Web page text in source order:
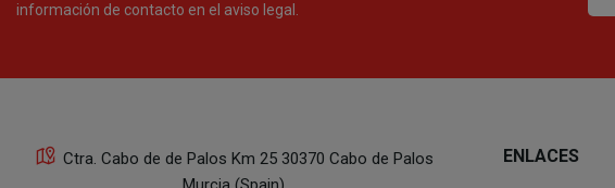
información de contacto en el aviso legal.
Ctra. Cabo de de Palos Km 25 30370 Cabo de Palos
ENLACES